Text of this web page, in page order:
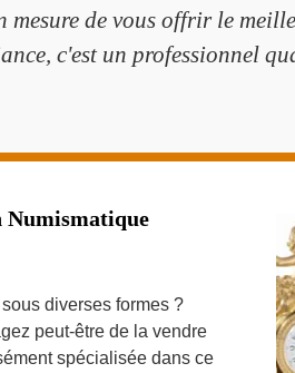
mesure de vous offrir le
c'est un professionnel
Numismatique
diverses formes ?
peut-être de la vendre
spécialisée dans ce